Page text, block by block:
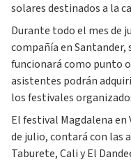
solares destinados a la
Durante todo el mes de
compañía en Santander,
funcionará como punto
asistentes podrán
los festivales
El festival Magdalena en
de julio, contará con las
Taburete, Cali y El